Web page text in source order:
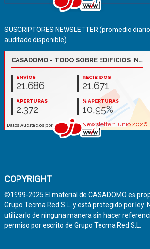
SUSCRIPTORES NEWSLETTER (promedio
auditado disponible):
COPYRIGHT
©1999-2025 El material de CASADOMO es
Grupo Tecma Red S.L. y está protegido por ley.
utilizarlo de ninguna manera sin hacer
permiso por escrito de Grupo Tecma Red S.L.